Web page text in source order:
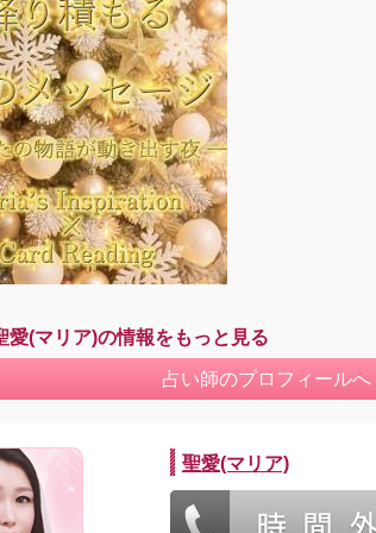
愛(マリア)の情報をもっと見る
占い師のプロフィールへ
聖愛(マリア)